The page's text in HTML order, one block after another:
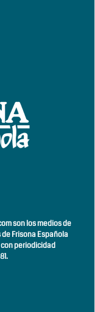
son los medios de
Frisona Española
periodicidad